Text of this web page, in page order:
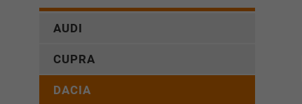
AUDI
CUPRA
DACIA